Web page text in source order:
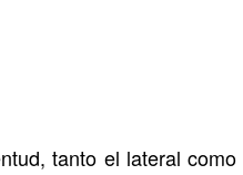
tanto el lateral como